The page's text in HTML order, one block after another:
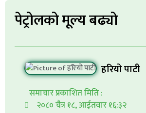
पेट्रोलको मूल्य बढ्यो
हरियो पाटी
समाचार प्रकाशित मिति :
२०८० चैत्र १८, आईतवार १६:३२